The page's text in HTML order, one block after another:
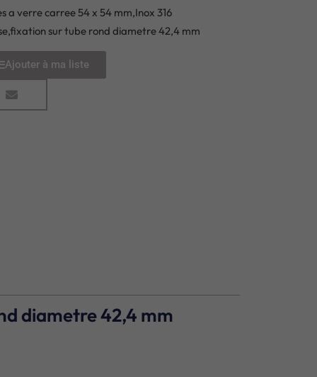
a verre carree 54 x 54 mm,Inox 316
sur tube rond diametre 42,4 mm
Ajouter à ma liste
diametre 42,4 mm